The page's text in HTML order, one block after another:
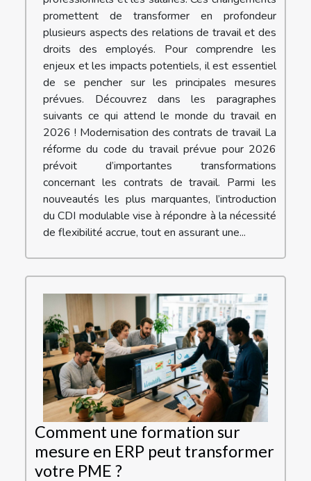
promettent de transformer en profondeur
plusieurs aspects des relations de travail et des
droits des employés. Pour comprendre les
enjeux et les impacts potentiels, il est essentiel
de se pencher sur les principales mesures
prévues. Découvrez dans les paragraphes
suivants ce qui attend le monde du travail en
2026 ! Modernisation des contrats de travail La
réforme du code du travail prévue pour 2026
prévoit d’importantes transformations
concernant les contrats de travail. Parmi les
nouveautés les plus marquantes, l’introduction
du CDI modulable vise à répondre à la nécessité
de flexibilité accrue, tout en assurant une...
Comment une formation sur
mesure en ERP peut transformer
votre PME ?